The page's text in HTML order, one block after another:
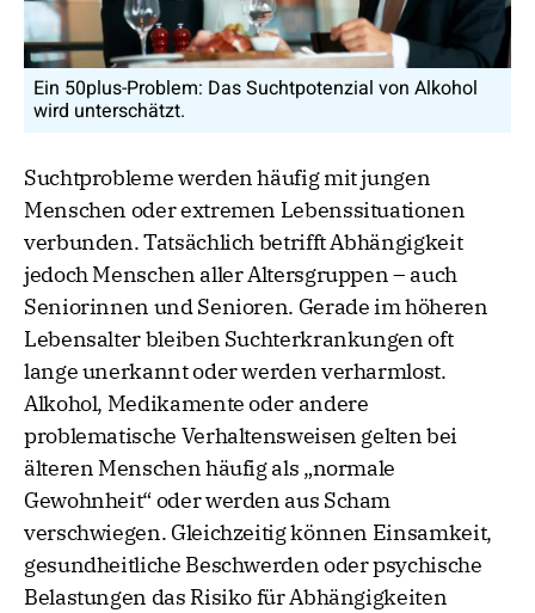
Ein 50plus-Problem: Das Suchtpotenzial von Alkohol
wird unterschätzt.
Suchtprobleme werden häufig mit jungen
Menschen oder extremen Lebenssituationen
verbunden. Tatsächlich betrifft Abhängigkeit
jedoch Menschen aller Altersgruppen – auch
Seniorinnen und Senioren. Gerade im höheren
Lebensalter bleiben Suchterkrankungen oft
lange unerkannt oder werden verharmlost.
Alkohol, Medikamente oder andere
problematische Verhaltensweisen gelten bei
älteren Menschen häufig als „normale
Gewohnheit“ oder werden aus Scham
verschwiegen. Gleichzeitig können Einsamkeit,
gesundheitliche Beschwerden oder psychische
Belastungen das Risiko für Abhängigkeiten